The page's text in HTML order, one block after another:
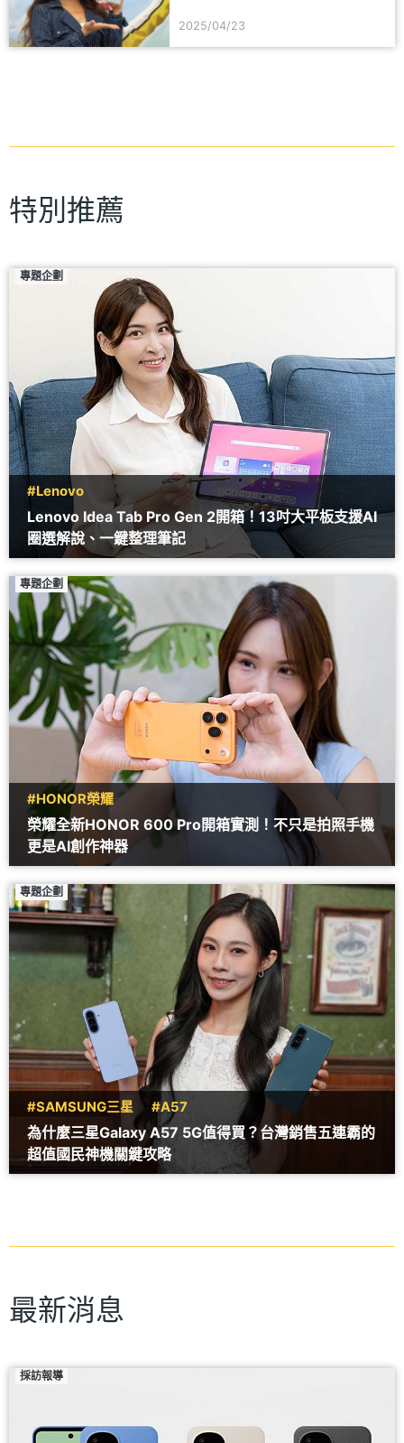
2025/04/23
特別推薦
專題企劃
#Lenovo
Lenovo Idea Tab Pro Gen 2開箱！13吋大平板支援AI
圈選解說、一鍵整理筆記
專題企劃
#HONOR榮耀
榮耀全新HONOR 600 Pro開箱實測！不只是拍照手機
更是AI創作神器
專題企劃
#SAMSUNG三星 #A57
為什麼三星Galaxy A57 5G值得買？台灣銷售五連霸的
超值國民神機關鍵攻略
最新消息
採訪報導